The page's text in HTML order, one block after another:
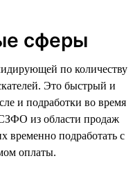
сферы
по количеству
Это быстрый и
и подработки во время
из области продаж
временно подработать с
оплаты.